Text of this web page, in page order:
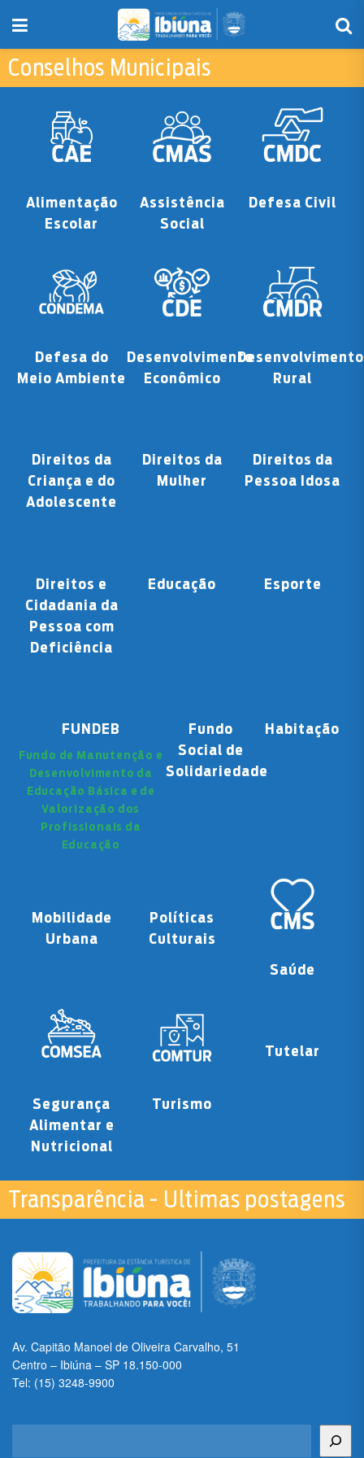
Conselhos Municipais
Alimentação
Escolar
Assistência
Social
Defesa Civil
Defesa do
Meio Ambiente
Desenvolvimento
Econômico
Desenvolvimento
Rural
Direitos da
Criança e do
Adolescente
Direitos da
Mulher
Direitos da
Pessoa Idosa
Direitos e
Cidadania da
Pessoa com
Deficiência
Educação Esporte
FUNDEB
Fundo de Manutenção e
Desenvolvimento da
Educação Básica e de
Valorização dos
Profissionais da
Educação
Fundo
Social de
Solidariedade
Habitação
Mobilidade
Urbana
Políticas
Culturais
Saúde
Segurança
Alimentar e
Nutricional
Turismo
Tutelar
Transparência - Ultimas postagens
Av. Capitão Manoel de Oliveira Carvalho, 51
Centro – Ibiúna – SP 18.150-000
Tel: (15) 3248-9900